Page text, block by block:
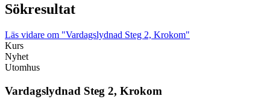
Sökresultat
Läs vidare om "Vardagslydnad Steg 2, Krokom"
Kurs
Nyhet
Utomhus
Vardagslydnad Steg 2, Krokom